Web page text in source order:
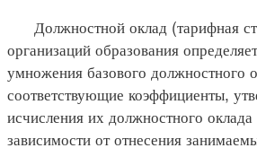
Должностной оклад (тарифная
организаций образования
умножения базового должностного
соответствующие коэффициенты,
исчисления их должностного
зависимости от отнесения